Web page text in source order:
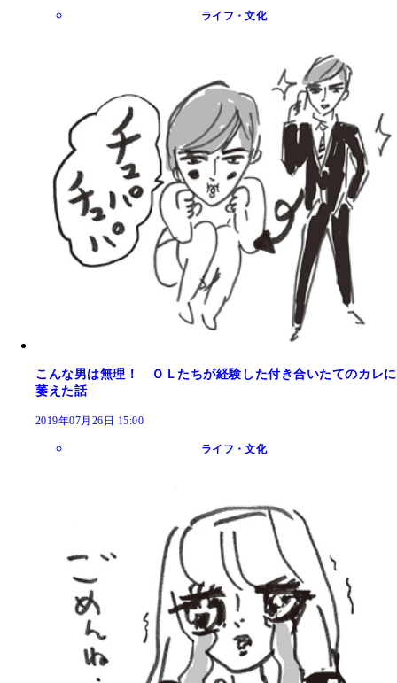
ライフ・文化
こんな男は無理！ ＯＬたちが経験した付き合いたてのカレに
萎えた話
2019年07月26日 15:00
ライフ・文化